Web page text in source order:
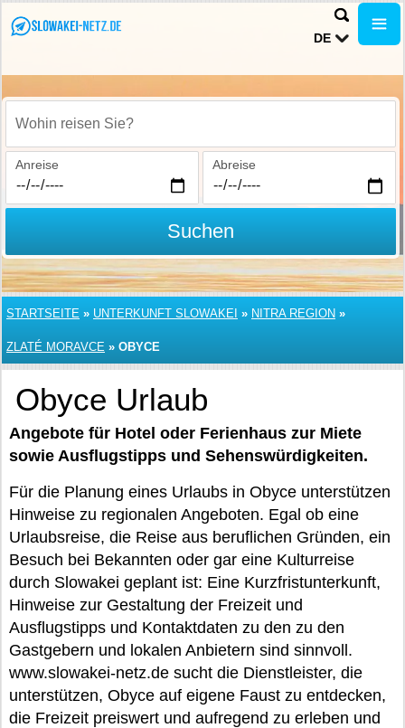
DE
Wohin reisen Sie?
Anreise Abreise
Suchen
STARTSEITE » UNTERKUNFT SLOWAKEI » NITRA REGION »
ZLATÉ MORAVCE » OBYCE
Obyce Urlaub
Angebote für Hotel oder Ferienhaus zur Miete
sowie Ausflugstipps und Sehenswürdigkeiten.
Für die Planung eines Urlaubs in Obyce unterstützen
Hinweise zu regionalen Angeboten. Egal ob eine
Urlaubsreise, die Reise aus beruflichen Gründen, ein
Besuch bei Bekannten oder gar eine Kulturreise
durch Slowakei geplant ist: Eine Kurzfristunterkunft,
Hinweise zur Gestaltung der Freizeit und
Ausflugstipps und Kontaktdaten zu den zu den
Gastgebern und lokalen Anbietern sind sinnvoll.
www.slowakei-netz.de sucht die Dienstleister, die
unterstützen, Obyce auf eigene Faust zu entdecken,
die Freizeit preiswert und aufregend zu erleben und